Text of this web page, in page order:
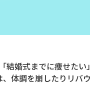
結婚式までに痩せたい
体調を崩したりリバ